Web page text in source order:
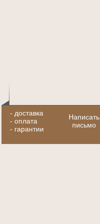
- доставка
- оплата
- гарантии
Написать
письмо